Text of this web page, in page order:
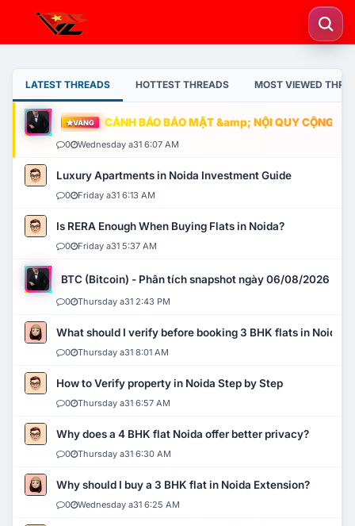
LATEST THREADS HOTTEST THREADS MOST VIEWED
VÀNG CẢNH BÁO BẢO MẬT &amp; NỘI QUY CỘNG
0 Wednesday a31 6:07 AM
Luxury Apartments in Noida Investment Guide
0 Friday a31 6:13 AM
Is RERA Enough When Buying Flats in Noida?
0 Friday a31 5:37 AM
BTC (Bitcoin) - Phân tích snapshot ngày 06/08/2026
0 Thursday a31 2:43 PM
What should I verify before booking 3 BHK flats in Noida?
0 Thursday a31 8:01 AM
How to Verify property in Noida Step by Step
0 Thursday a31 6:57 AM
Why does a 4 BHK flat Noida offer better privacy?
0 Thursday a31 6:30 AM
Why should I buy a 3 BHK flat in Noida Extension?
0 Wednesday a31 6:25 AM